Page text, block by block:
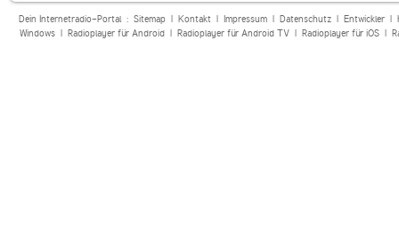
Dein Internetradio-Portal : Sitemap| Kontakt| Impressum| Datenschutz| Entwickler|
Windows| Radioplayer für Android| Radioplayer für Android TV| Radioplayer für iOS|